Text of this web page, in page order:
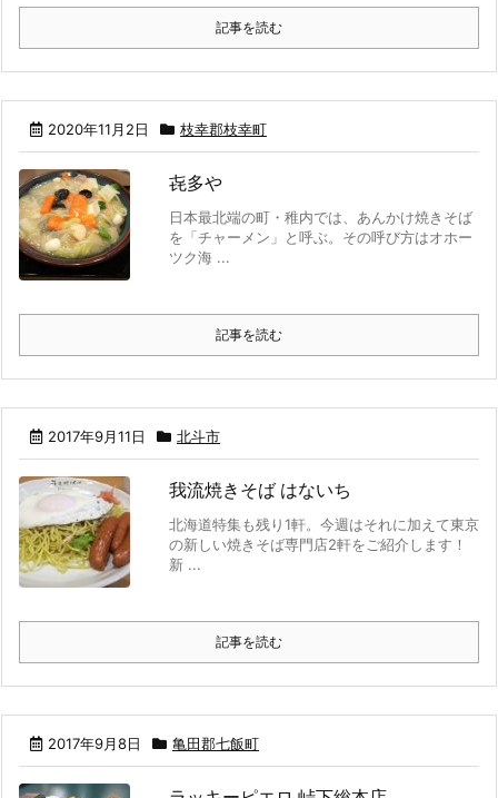
記事を読む
2020年11月2日 枝幸郡枝幸町
㐂多や
日本最北端の町・稚内では、あんかけ焼きそば
を「チャーメン」と呼ぶ。その呼び方はオホー
ツク海 ...
記事を読む
2017年9月11日 北斗市
我流焼きそば はないち
北海道特集も残り1軒。今週はそれに加えて東京
の新しい焼きそば専門店2軒をご紹介します！
新 ...
記事を読む
2017年9月8日 亀田郡七飯町